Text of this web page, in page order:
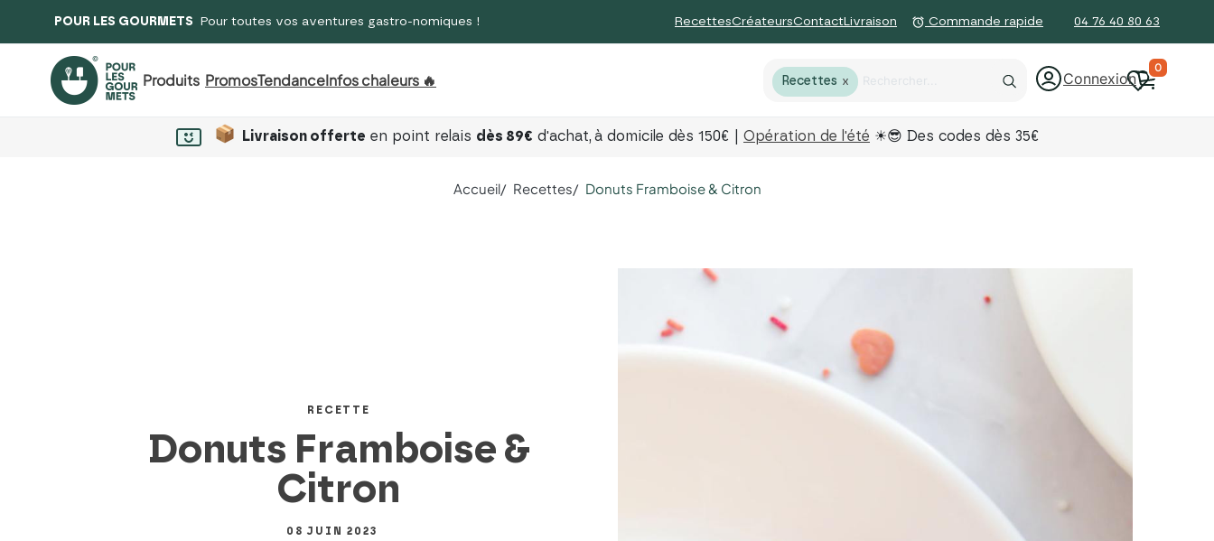
POUR LES GOURMETS Pour toutes vos aventures gastro-nomiques ! RecettesCréateursContactLivraison alarm Commande rapide 04 76 40 80 63
Produits PromosTendanceInfos chaleurs 🔥 Recettes X Connexion
0
Livraison offerte en point relais dès 89€ d'achat, à domicile dès 150€ | Opération de l'été ☀😎 Des codes dès 35€
Accueil Recettes Donuts Framboise & Citron
RECETTE
Donuts Framboise &
Citron
08 JUIN 2023